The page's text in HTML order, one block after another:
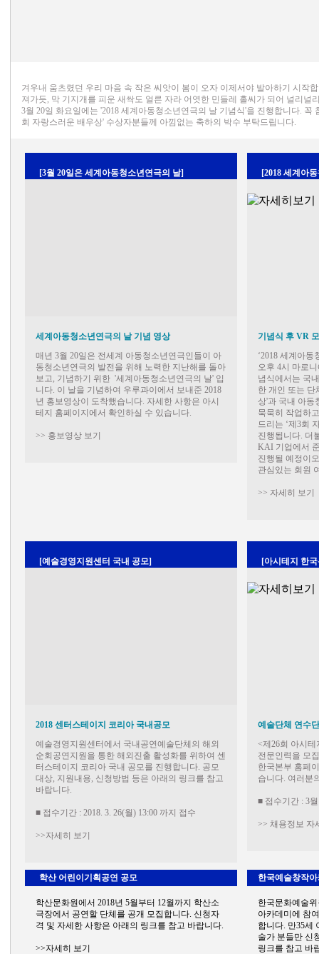
겨우내 움츠렸던 우리 마음 속 작은 씨앗이 봄이 오자 이제서야 발아하기 시작
져가듯, 막 기지개를 피운 새싹도 얼른 자라 어엿한 민들레 홀씨가 되어 널리널
3월 20일 화요일에는 '2018 세계아동청소년연극의 날 기념식'을 진행합니다. 꼭
회 자랑스러운 배우상' 수상자분들께 아낌없는 축하의 박수 부탁드립니다.
[3월 20일은 세계아동청소년연극의 날]
세계아동청소년연극의 날 기념 영상
매년 3월 20일은 전세계 아동청소년연극인들이 아
동청소년연극의 발전을 위해 노력한 지난해를 돌아
보고, 기념하기 위한 '세계아동청소년연극의 날' 입
니다. 이 날을 기념하여 우루과이에서 보내준 2018
년 홍보영상이 도착했습니다. 자세한 사항은 아시
테지 홈페이지에서 확인하실 수 있습니다.
>> 홍보영상 보기
[2018 세계아
기념식 후 VR
‘2018 세계아동
오후 4시 마로
념식에서는 국
한 개인 또는 단
상'과 국내 아동
묵묵히 작업하
드리는 ‘제3회
진행됩니다. 더
KAI 기업에서
진행될 예정이
관심있는 회원
>> 자세히 보기
[예술경영지원센터 국내 공모]
2018 센터스테이지 코리아 국내공모
예술경영지원센터에서 국내공연예술단체의 해외
순회공연지원을 통한 해외진출 활성화를 위하여 센
터스테이지 코리아 국내 공모를 진행합니다. 공모
대상, 지원내용, 신청방법 등은 아래의 링크를 참고
바랍니다.
■ 접수기간 : 2018. 3. 26(월) 13:00 까지 접수
>>자세히 보기
[아시테지 한
예술단체 연수
<제26회 아시
전문인력을 모
한국본부 홈페
습니다. 여러분
■ 접수기간 : 3
>> 채용정보 자
학산 어린이기획공연 공모
학산문화원에서 2018년 5월부터 12월까지 학산소
극장에서 공연할 단체를 공개 모집합니다. 신청자
격 및 자세한 사항은 아래의 링크를 참고 바랍니다.
>>자세히 보기
한국예술창작
한국문화예술
아카데미에 참
합니다. 만35세
술가 분들만 신
링크를 참고 바